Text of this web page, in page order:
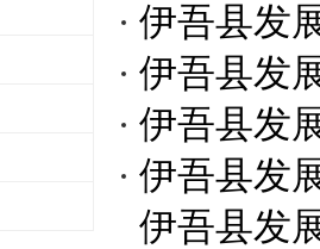
伊吾县发
伊吾县发
伊吾县发
伊吾县发
伊吾县发